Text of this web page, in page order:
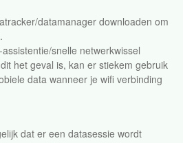
datamanager downloaden om
snelle netwerkwissel
het geval is, kan er stiekem gebruik
data wanneer je wifi verbinding
dat er een datasessie wordt